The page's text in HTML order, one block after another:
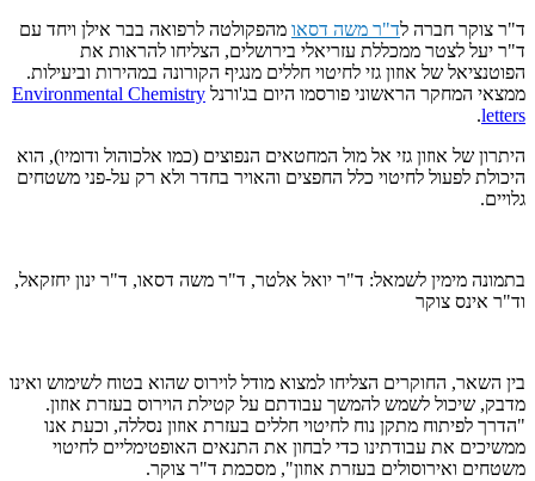
ד"ר צוקר חברה לד"ר משה דסאו מהפקולטה לרפואה בבר אילן ויחד עם
ד"ר יעל לצטר ממכללת עזריאלי בירושלים, הצליחו להראות את
הפוטנציאל של אוזון גזי לחיטוי חללים מנגיף הקורונה במהירות וביעילות.
ממצאי המחקר הראשוני פורסמו היום בג'ורנל Environmental Chemistry
letters
.
היתרון של אוזון גזי אל מול המחטאים הנפוצים (כמו אלכוהול ודומיו), הוא
היכולת לפעול לחיטוי כלל החפצים והאויר בחדר ולא רק על-פני משטחים
גלויים.
בתמונה מימין לשמאל: ד"ר יואל אלטר, ד"ר משה דסאו, ד"ר ינון יחזקאל,
וד"ר אינס צוקר
בין השאר, החוקרים הצליחו למצוא מודל לוירוס שהוא בטוח לשימוש ואינו
מדבק, שיכול לשמש להמשך עבודתם על קטילת הוירוס בעזרת אוזון.
"הדרך לפיתוח מתקן נוח לחיטוי חללים בעזרת אוזון נסללה, וכעת אנו
ממשיכים את עבודתינו כדי לבחון את התנאים האופטימליים לחיטוי
משטחים ואירוסולים בעזרת אוזון", מסכמת ד"ר צוקר.